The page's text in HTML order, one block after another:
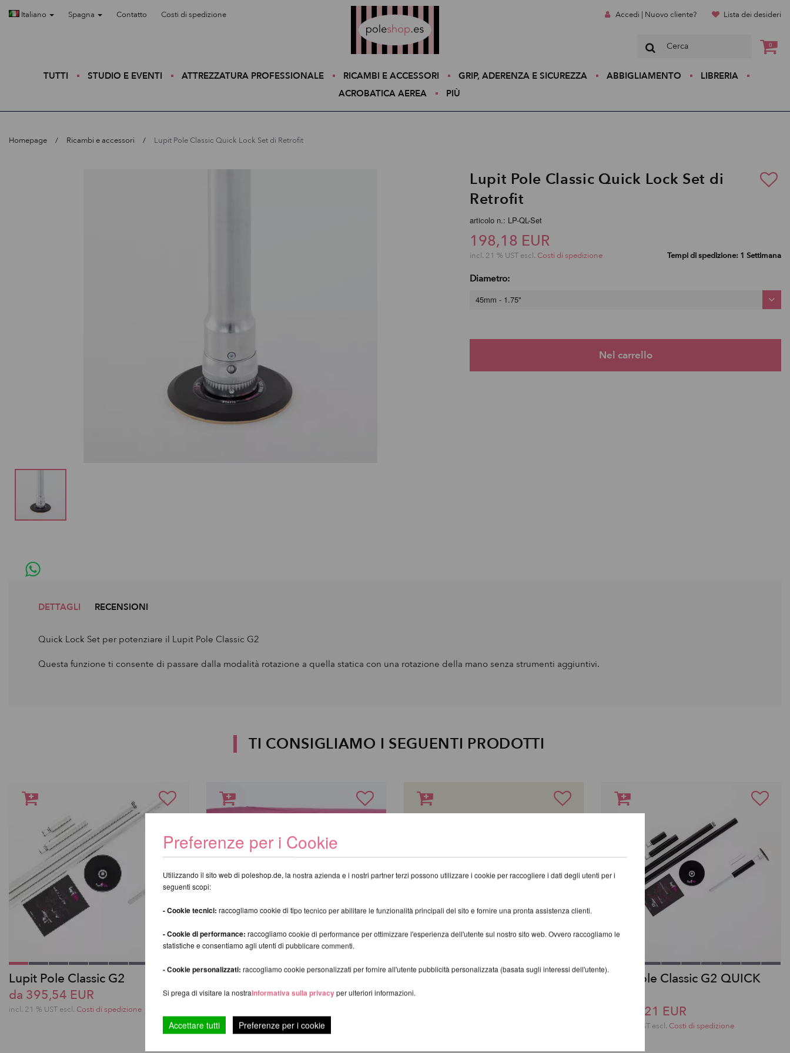
Italiano Spagna Contatto Costi di spedizione Accedi | Nuovo cliente? Lista dei desideri
0
TUTTI STUDIO E EVENTI ATTREZZATURA PROFESSIONALE RICAMBI E ACCESSORI GRIP, ADERENZA E SICUREZZA ABBIGLIAMENTO
LIBRERIA
ACROBATICA AEREA
PIÙ
Homepage Ricambi e accessori Lupit Pole Classic Quick Lock Set di Retrofit
Lupit Pole Classic Quick Lock Set di
Retrofit
articolo n.: LP-QL-Set
198,18 EUR
incl. 21 % UST escl. Costi di spedizione Tempi di spedizione: 1 Settimana
Diametro:
45mm - 1.75"
DETTAGLI RECENSIONI
Quick Lock Set per potenziare il Lupit Pole Classic G2
Questa funzione ti consente di passare dalla modalità rotazione a quella statica con una rotazione della mano senza strumenti aggiuntivi.
TI CONSIGLIAMO I SEGUENTI PRODOTTI
Lupit Pole Classic G2
da 395,54 EUR
incl. 21 % UST escl. Costi di spedizione
Lupit Pole Mat Premium 150
cm
incl. 21 % UST escl.Costi di spedizione
Lupit Pole Grip G3
da 18,29 EUR
Lupit Pole Classic G2 QUICK
da 436,21 EUR
incl. 21 % UST escl. Costi di spedizione
Preferenze per i Cookie
Utilizzando il sito web di poleshop.de, la nostra azienda e i nostri partner terzi possono utilizzare i cookie per raccogliere i dati degli utenti per i
seguenti scopi:
- Cookie tecnici: raccogliamo cookie di tipo tecnico per abilitare le funzionalità principali del sito e fornire una pronta assistenza clienti.
- Cookie di performance: raccogliamo cookie di performance per ottimizzare l'esperienza dell'utente sul nostro sito web. Ovvero raccogliamo le
statistiche e consentiamo agli utenti di pubblicare commenti.
- Cookie personalizzati: raccogliamo cookie personalizzati per fornire all'utente pubblicità personalizzata (basata sugli interessi dell'utente).
Si prega di visitare la nostraInformativa sulla privacy per ulteriori informazioni.
Accettare tutti Preferenze per i cookie